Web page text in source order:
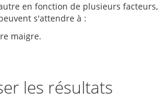
en fonction de plusieurs
s'attendre à :
maigre.
les résultats